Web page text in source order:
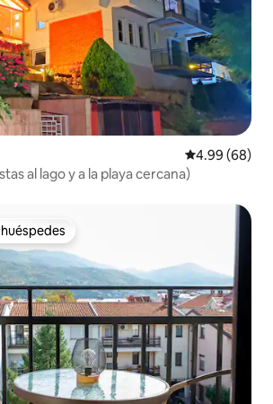
Calificación
4.99 (68)
al lago y a la playa cercana)
preferido